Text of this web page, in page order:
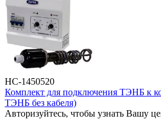
НС-1450520
Комплект для подключения ТЭНБ к
ТЭНБ без кабеля)
Авторизуйтесь, чтобы узнать Вашу